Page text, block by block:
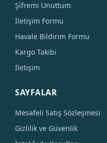
Şifremi Unuttum
İletişim Formu
Havale Bildirim Formu
Kargo Takibi
İletişim
SAYFALAR
Mesafeli Satış Sözleşmesi
Gizlilik ve Güvenlik